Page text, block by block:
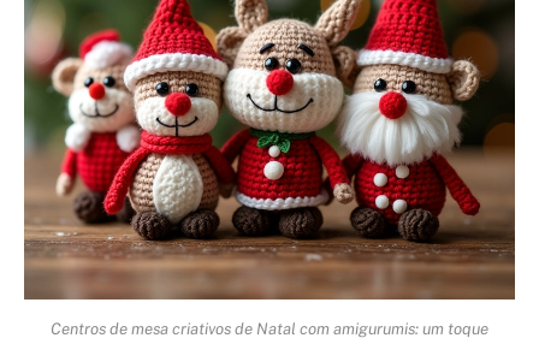
Centros de mesa criativos de Natal com amigurumis: um toque